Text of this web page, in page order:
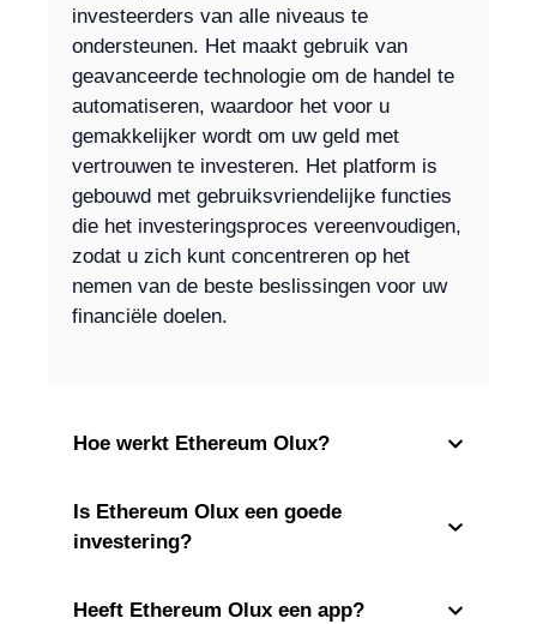
investeerders van alle niveaus te
ondersteunen. Het maakt gebruik van
geavanceerde technologie om de handel te
automatiseren, waardoor het voor u
gemakkelijker wordt om uw geld met
vertrouwen te investeren. Het platform is
gebouwd met gebruiksvriendelijke functies
die het investeringsproces vereenvoudigen,
zodat u zich kunt concentreren op het
nemen van de beste beslissingen voor uw
financiële doelen.
Hoe werkt Ethereum Olux?
Is Ethereum Olux een goede
investering?
Heeft Ethereum Olux een app?